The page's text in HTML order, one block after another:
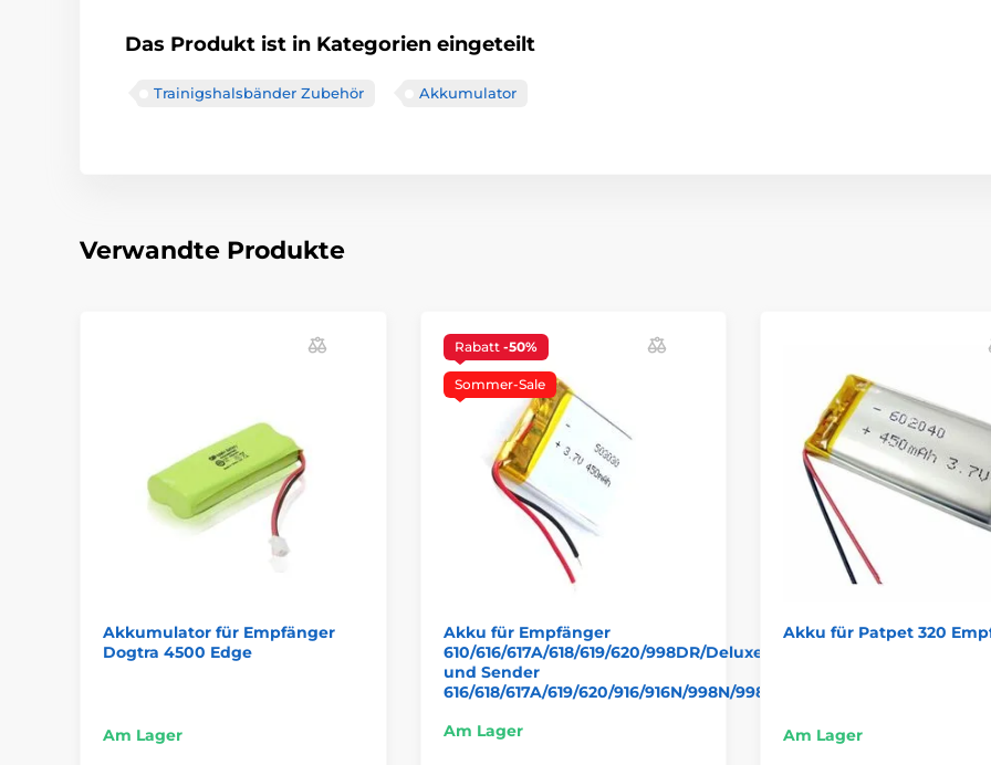
Das Produkt ist in Kategorien eingeteilt
Trainigshalsbänder Zubehör Akkumulator
Verwandte Produkte
Akkumulator für Empfänger
Dogtra 4500 Edge
Am Lager
Rabatt -50%
Sommer-Sale
Akku für Empfänger
610/616/617A/618/619/620/998DR/Deluxe
und Sender
616/618/617A/619/620/916/916N/998N/998DB/Deluxe/998DR/Deluxe
Am Lager
Akku für Patpet 320
Am Lager